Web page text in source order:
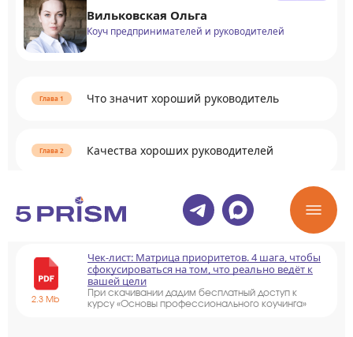
Вильковская Ольга
Коуч предпринимателей и руководителей
Что значит хороший руководитель
Качества хороших руководителей
Раскрыть содержание
2.3 Mb
Чек-лист: Матрица приоритетов. 4 шага, чтобы
сфокусироваться на том, что реально ведёт к
вашей цели
При скачивании дадим бесплатный доступ к
курсу «Основы профессионального коучинга»